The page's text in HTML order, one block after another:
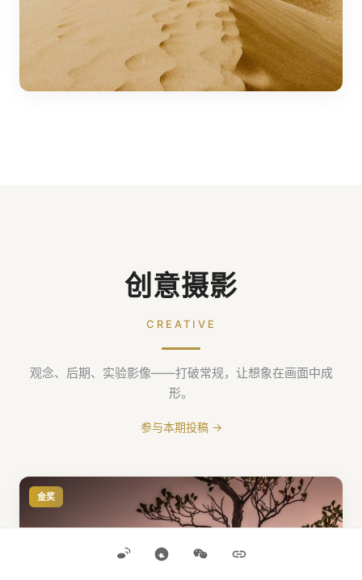
创意摄影
CREATIVE
观念、后期、实验影像——打破常规，让想象在画面中成
形。
参与本期投稿 →
金奖